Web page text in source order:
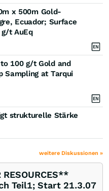
x 500m Gold-
Ecuador; Surface
t AuEq
100 g/t Gold and
Sampling at Tarqui
strukturelle Stärke
weitere Diskussionen »
Teil1; Start 21.3.07